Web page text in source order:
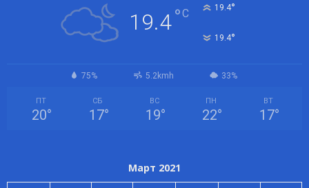
19.4°C 19.4°
19.4°
75% 5.2kmh 33%
ПТ
20°
СБ
17°
ВС
19°
ПН
22°
ВТ
17°
Март 2021